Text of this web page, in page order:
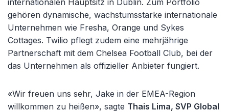
internationalen Hauptsitz in Dublin. Zum Portfolio
gehören dynamische, wachstumsstarke internationale
Unternehmen wie Fresha, Orange und Sykes
Cottages. Twilio pflegt zudem eine mehrjährige
Partnerschaft mit dem Chelsea Football Club, bei der
das Unternehmen als offizieller Anbieter fungiert.
«Wir freuen uns sehr, Jake in der EMEA-Region
willkommen zu heißen», sagte Thais Lima, SVP Global